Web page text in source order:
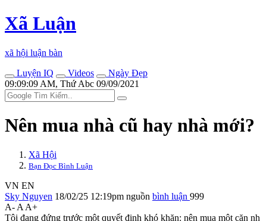
Xã Luận
xã hội luận bàn
Luyện IQ
Videos
Ngày Đẹp
09:09:09 AM, Thứ Abc 09/09/2021
Nên mua nhà cũ hay nhà mới?
Xã Hội
Bạn Đọc Bình Luận
VN EN
Sky Nguyen 18/02/25 12:19pm nguồn bình luận 999
A- A A+
Tôi đang đứng trước một quyết định khó khăn: nên mua một căn